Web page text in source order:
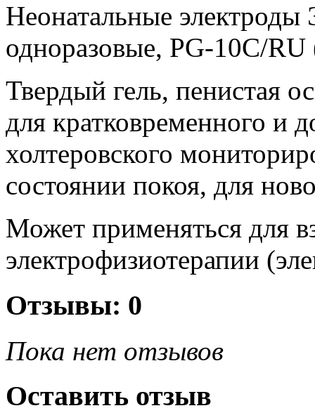
Неонатальные
одноразовые, PG-10C/
Твердый гель, пенистая
для кратковременного и
холтеровского
состоянии покоя, для
Может применяться для
электрофизиотерапии
Отзывы: 0
Пока нет отзывов
Оставить отзыв